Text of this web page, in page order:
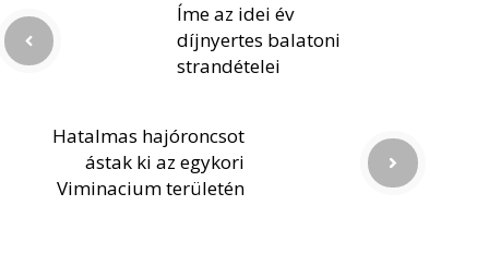
Íme az idei év
díjnyertes balatoni
strandételei
Hatalmas hajóroncsot
ástak ki az egykori
Viminacium területén